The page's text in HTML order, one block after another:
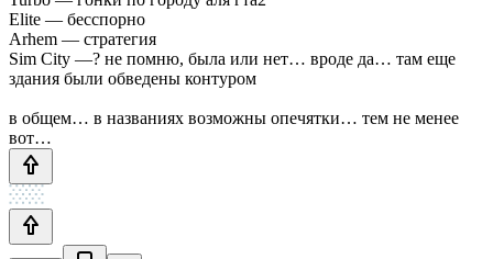
Elite — бесспорно
Arhem — стратегия
Sim City —? не помню, была или нет… вроде да… там еще
здания были обведены контуром
в общем… в названиях возможны опечятки… тем не менее
вот…